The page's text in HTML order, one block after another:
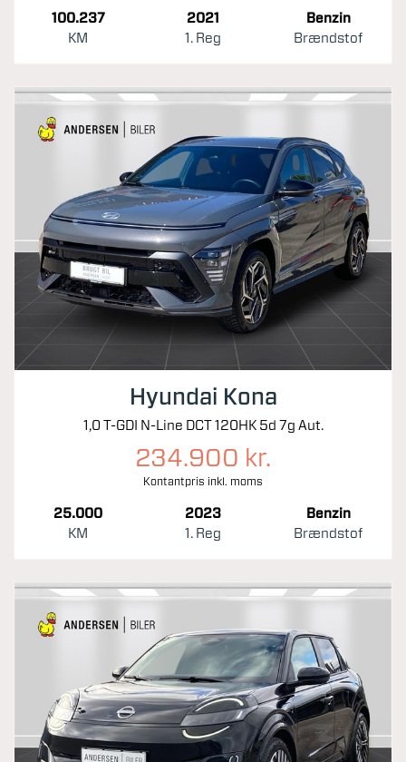
100.237
KM
2021
1. Reg
Benzin
Brændstof
Hyundai Kona
1,0 T-GDI N-Line DCT 120HK 5d 7g Aut.
234.900 kr.
Kontantpris inkl. moms
25.000
KM
2023
1. Reg
Benzin
Brændstof